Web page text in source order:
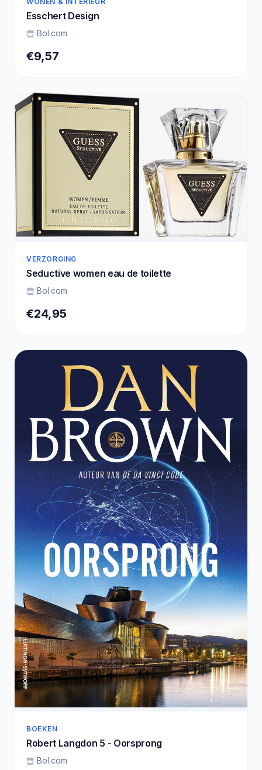
Esschert Design
Bol.com
€9,57
VERZORGING
Seductive women eau de toilette
Bol.com
€24,95
BOEKEN
Robert Langdon 5 - Oorsprong
Bol.com